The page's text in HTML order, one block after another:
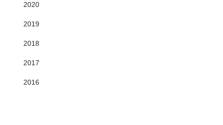
2020
2019
2018
2017
2016